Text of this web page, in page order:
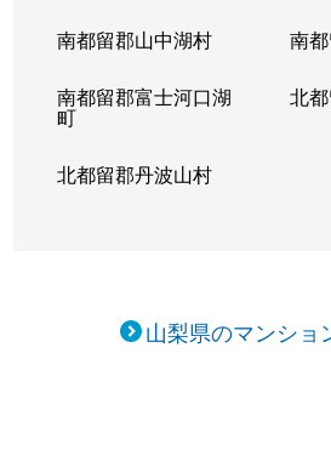
南都留郡山中湖村 南
南都留郡富士河口湖
町
北
北都留郡丹波山村
山梨県のマンショ